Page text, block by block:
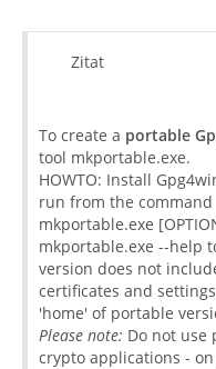
Zitat
To create a portable
tool mkportable.exe.
HOWTO: Install
run from the
mkportable.exe
mkportable.exe --help
version does not
certificates and
'home' of portable
Please note: Do not use
crypto applications -